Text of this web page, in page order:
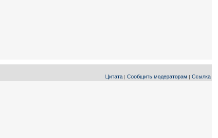
Цитата | Сообщить модераторам | Ссылка